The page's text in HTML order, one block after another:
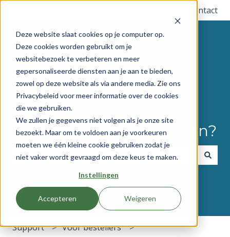
Deze website slaat cookies op je computer op.
Deze cookies worden gebruikt om je
websitebezoek te verbeteren en meer
gepersonaliseerde diensten aan je aan te bieden,
zowel op deze website als via andere media. Zie ons
Privacybeleid voor meer informatie over de cookies
die we gebruiken.
We zullen je gegevens niet volgen als je onze site
bezoekt. Maar om te voldoen aan je voorkeuren
moeten we één kleine cookie gebruiken zodat je
niet vaker wordt gevraagd om deze keus te maken.
Instellingen
Accepteren Weigeren
Contact
Hoe kunnen we je helpen?
Er zijn geen suggesties want het zoekveld is leeg.
Support Voor bestellers